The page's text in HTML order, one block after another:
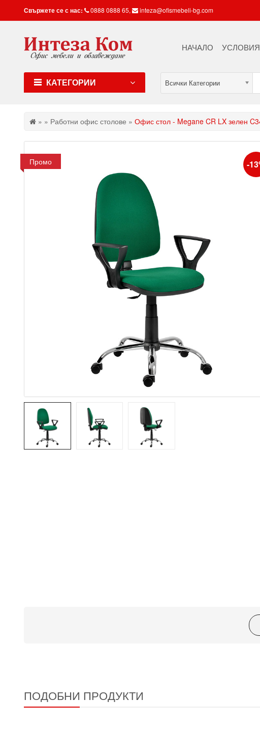
Свържете се с нас: 0888 0888 65, inteza@ofismebeli-bg.com
НАЧАЛО
КАТЕГОРИИ Всички Категории
» » Работни офис столове »Офис стол - Megane CR LX зелен
Промо -
ПОДОБНИ ПРОДУКТИ